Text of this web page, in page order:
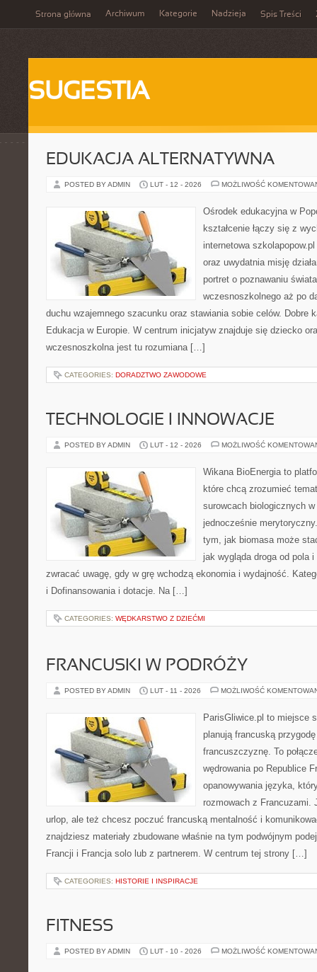
Strona główna Archiwum Kategorie Nadzieja Spis Treści
SUGESTIA
EDUKACJA ALTERNATYWNA
POSTED BY ADMIN LUT - 12 - 2026 MOŻLIWOŚĆ
Ośrodek edukacyjna w
kształcenie łączy się z
internetowa
oraz uwydatnia misję
portret o poznawaniu
wczesnoszkolnego aż po
duchu wzajemnego szacunku oraz stawiania sobie celów. Dobre
Edukacja w Europie. W centrum inicjatyw znajduje się dziecko
wczesnoszkolna jest tu rozumiana […]
CATEGORIES: DORADZTWO ZAWODOWE
TECHNOLOGIE I INNOWACJE
POSTED BY ADMIN LUT - 12 - 2026 MOŻLIWOŚĆ
Wikana BioEnergia to
które chcą zrozumieć
surowcach biologicznych
jednocześnie
tym, jak biomasa może
jak wygląda droga od pola
zwracać uwagę, gdy w grę wchodzą ekonomia i wydajność.
i Dofinansowania i dotacje. Na […]
CATEGORIES: WĘDKARSTWO Z DZIEĆMI
FRANCUSKI W PODRÓŻY
POSTED BY ADMIN LUT - 11 - 2026 MOŻLIWOŚĆ
ParisGliwice.pl to miejsce
planują francuską
francuszczyznę. To
wędrowania po Republice
opanowywania języka,
rozmowach z Francuzami.
urlop, ale też chcesz poczuć francuską mentalność i
znajdziesz materiały zbudowane właśnie na tym podwójnym
Francji i Francja solo lub z partnerem. W centrum tej strony […]
CATEGORIES: HISTORIE I INSPIRACJE
FITNESS
POSTED BY ADMIN LUT - 10 - 2026 MOŻLIWOŚĆ